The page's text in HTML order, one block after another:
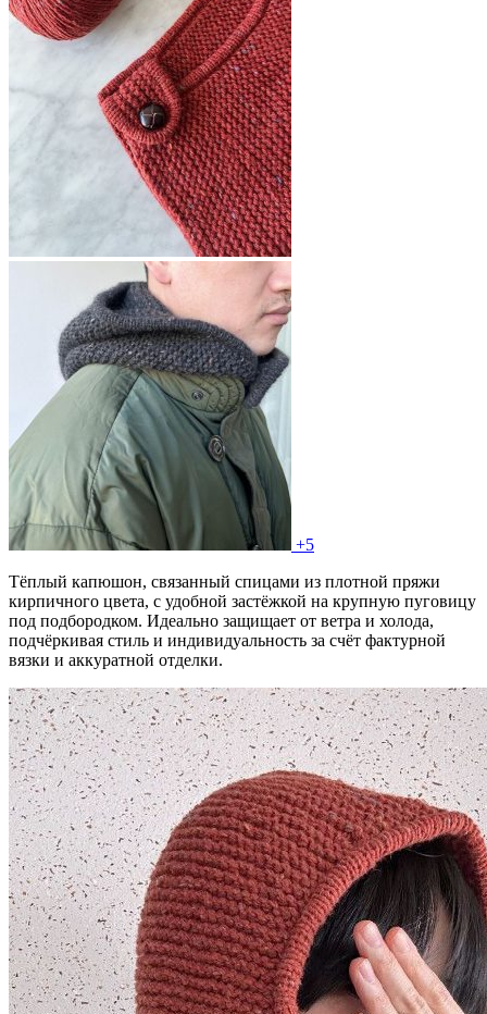
+5
Тёплый капюшон, связанный спицами из плотной пряжи
кирпичного цвета, с удобной застёжкой на крупную пуговицу
под подбородком. Идеально защищает от ветра и холода,
подчёркивая стиль и индивидуальность за счёт фактурной
вязки и аккуратной отделки.